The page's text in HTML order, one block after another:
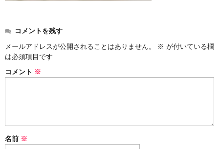
コメントを残す
メールアドレスが公開されることはありません。
※ が付いている欄
は必須項目です
コメント ※
名前 ※